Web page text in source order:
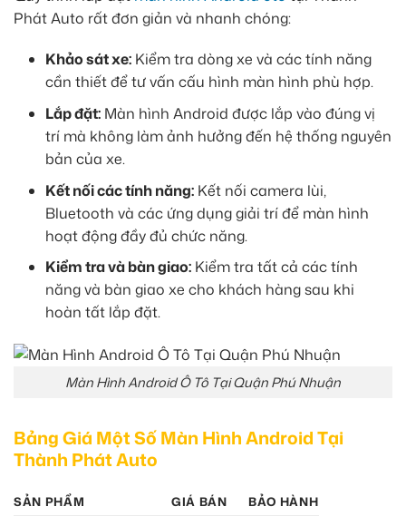
Phát Auto rất đơn giản và nhanh chóng:
Khảo sát xe: Kiểm tra dòng xe và các tính năng
cần thiết để tư vấn cấu hình màn hình phù hợp.
Lắp đặt: Màn hình Android được lắp vào đúng vị
trí mà không làm ảnh hưởng đến hệ thống nguyên
bản của xe.
Kết nối các tính năng: Kết nối camera lùi,
Bluetooth và các ứng dụng giải trí để màn hình
hoạt động đầy đủ chức năng.
Kiểm tra và bàn giao: Kiểm tra tất cả các tính
năng và bàn giao xe cho khách hàng sau khi
hoàn tất lắp đặt.
Màn Hình Android Ô Tô Tại Quận Phú Nhuận
Bảng Giá Một Số Màn Hình Android Tại
Thành Phát Auto
SẢN PHẨM GIÁ BÁN
BẢO HÀNH